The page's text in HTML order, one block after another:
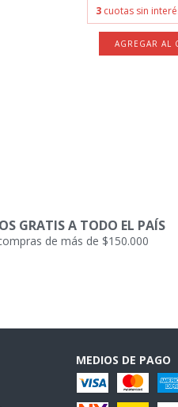
3 cuotas sin
GRATIS A TODO EL PAÍS
de más de $150.000
MEDIOS DE PAGO